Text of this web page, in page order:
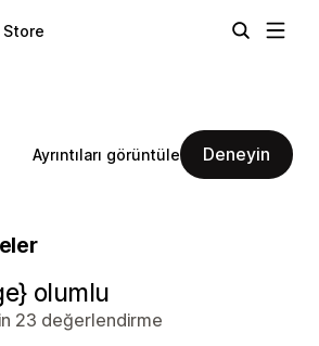
Ayrıntıları görüntüle Deneyin
olumlu
23 değerlendirme